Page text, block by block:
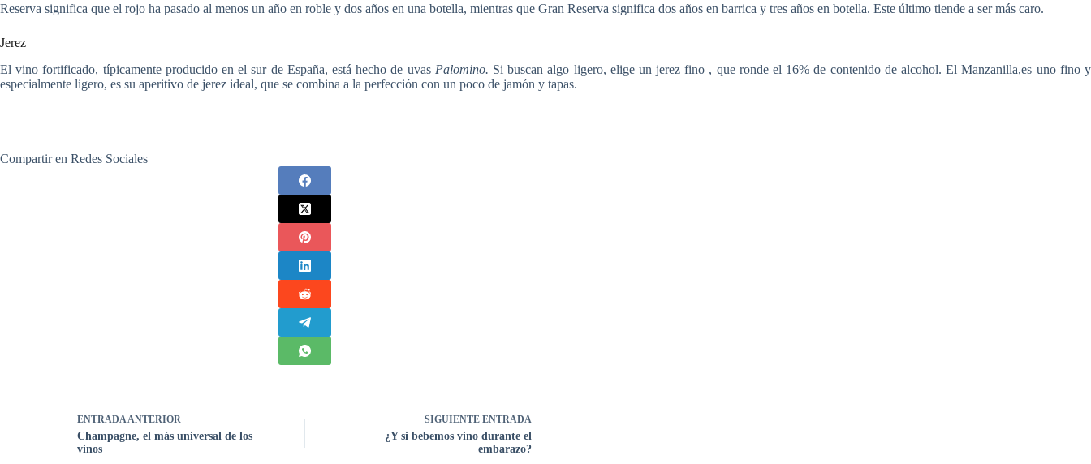
Reserva significa que el rojo ha pasado al menos un año en roble y dos años en una botella, mientras que Gran Reserva significa dos años en barrica y tres años en botella. Este último tiende a ser más caro.
Jerez
El vino fortificado, típicamente producido en el sur de España, está hecho de uvas Palomino. Si buscan algo ligero, elige un jerez fino , que ronde el 16% de contenido de alcohol. El Manzanilla,es uno fino y
especialmente ligero, es su aperitivo de jerez ideal, que se combina a la perfección con un poco de jamón y tapas.
Compartir en Redes Sociales
ENTRADAANTERIOR
Champagne, el más universal de los
vinos
SIGUIENTE ENTRADA
¿Y si bebemos vino durante el
embarazo?